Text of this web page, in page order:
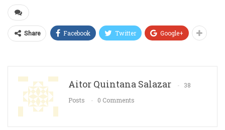
Share Facebook Twitter Google+
Aitor Quintana Salazar
38
Posts
0 Comments